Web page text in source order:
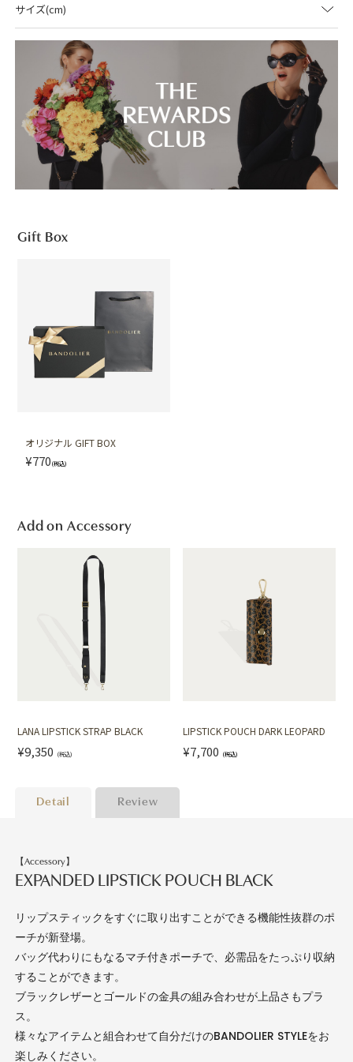
サイズ(cm)
Gift Box
オリジナル GIFT BOX
¥770 (税込)
Add on Accessory
LANA LIPSTICK STRAP BLACK
¥9,350 (税込)
LIPSTICK POUCH DARK LEOPARD
¥7,700 (税込)
Detail Review
【Accessory】
EXPANDED LIPSTICK POUCH BLACK
リップスティックをすぐに取り出すことができる機能性抜群のポ
ーチが新登場。
バッグ代わりにもなるマチ付きポーチで、必需品をたっぷり収納
することができます。
ブラックレザーとゴールドの金具の組み合わせが上品さもプラ
ス。
様々なアイテムと組合わせて自分だけのBANDOLIER STYLEをお
楽しみください。